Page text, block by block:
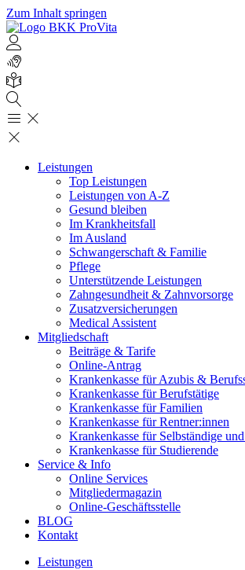
Zum Inhalt springen
Leistungen
Top Leistungen
Leistungen von A-Z
Gesund bleiben
Im Krankheitsfall
Im Ausland
Schwangerschaft & Familie
Pflege
Unterstützende Leistungen
Zahngesundheit & Zahnvorsorge
Zusatzversicherungen
Medical Assistent
Mitgliedschaft
Beiträge & Tarife
Online-Antrag
Krankenkasse für Azubis &
Krankenkasse für Berufstätige
Krankenkasse für Familien
Krankenkasse für Rentner:innen
Krankenkasse für Selbständige
Krankenkasse für Studierende
Service & Info
Online Services
Mitgliedermagazin
Online-Geschäftsstelle
BLOG
Kontakt
Leistungen